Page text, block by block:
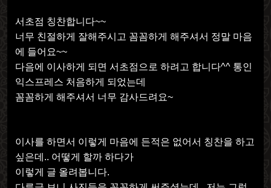
서초점 칭찬합니다~~
너무 친절하게 잘해주시고 꼼꼼하게 해주셔서 정말 마음
에 들어요~~
다음에 이사하게 되면 서초점으로 하려고 합니다^^ 통인
익스프레스 처음하게 되었는데
꼼꼼하게 해주셔서 너무 감사드려요~
이사를 하면서 이렇게 마음에 든적은 없어서 칭찬을 하고
싶은데 .. 어떻게 할까 하다가
이렇게 글 올려봅니다.